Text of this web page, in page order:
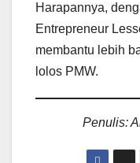
Harapannya,
Entrepreneur
membantu lebih
lolos PMW.
Penulis: